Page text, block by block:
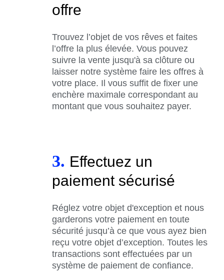
offre
Trouvez l’objet de vos rêves et faites
l’offre la plus élevée. Vous pouvez
suivre la vente jusqu'à sa clôture ou
laisser notre système faire les offres à
votre place. Il vous suffit de fixer une
enchère maximale correspondant au
montant que vous souhaitez payer.
3. Effectuez un
paiement sécurisé
Réglez votre objet d'exception et nous
garderons votre paiement en toute
sécurité jusqu’à ce que vous ayez bien
reçu votre objet d’exception. Toutes les
transactions sont effectuées par un
système de paiement de confiance.